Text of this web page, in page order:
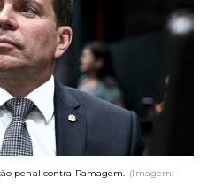
penal contra Ramagem. (Imagem: